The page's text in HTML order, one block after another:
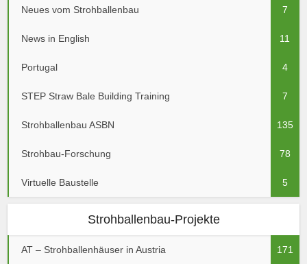
Neues vom Strohballenbau 7
News in English 11
Portugal 4
STEP Straw Bale Building Training 7
Strohballenbau ASBN 135
Strohbau-Forschung 78
Virtuelle Baustelle 5
Strohballenbau-Projekte
AT – Strohballenhäuser in Austria 171